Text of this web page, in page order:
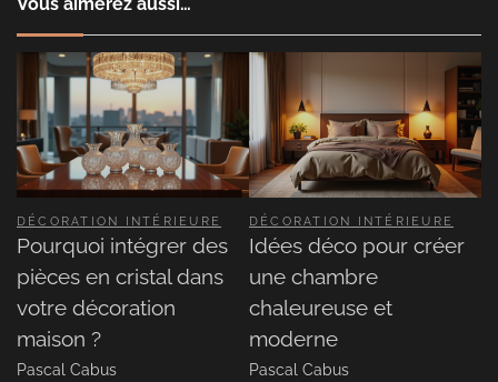
Vous aimerez aussi…
DÉCORATION INTÉRIEURE
Pourquoi intégrer des
pièces en cristal dans
votre décoration
maison ?
Pascal Cabus
DÉCORATION INTÉRIEURE
Idées déco pour créer
une chambre
chaleureuse et
moderne
Pascal Cabus